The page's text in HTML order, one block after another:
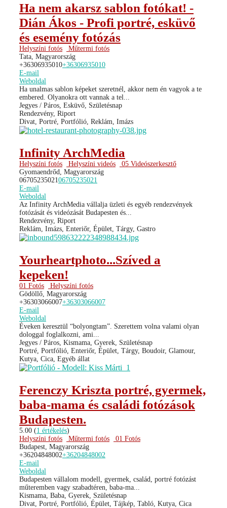
Ha nem akarsz sablon fotókat! -
Dián Ákos - Profi portré, esküvő
és esemény fotózás
Helyszíni fotós
Műtermi fotós
Tata, Magyarország
+36306935010+36306935010
E-mail
Weboldal
Ha unalmas sablon képeket szeretnél, akkor nem én vagyok a te
embered. Olyanokra ott vannak a tel...
Jegyes / Páros, Esküvő, Születésnap
Rendezvény, Riport
Divat, Portré, Portfólió, Reklám, Imázs
Infinity ArchMedia
Helyszíni fotós Helyszíni videós
05 Videószerkesztő
Gyomaendrőd, Magyarország
06705235021 06705235021
E-mail
Weboldal
Az Infinity ArchMedia vállalja üzleti és egyéb rendezvények
fotózását és videózását Budapesten és...
Rendezvény, Riport
Reklám, Imázs, Enteriőr, Épület, Tárgy, Gastro
Yourheartphoto...Szíved a
kepeken!
01 Fotós
Helyszíni fotós
Gödöllő, Magyarország
+36303066007+36303066007
E-mail
Weboldal
Éveken keresztül “bolyongtam”. Szerettem volna valami olyan
dologgal foglalkozni, ami...
Jegyes / Páros, Kismama, Gyerek, Születésnap
Portré, Portfólió, Enteriőr, Épület, Tárgy, Boudoir, Glamour,
Kutya, Cica, Egyéb állat
Ferenczy Kriszta portré, gyermek,
baba-mama és családi fotózások
Budapesten.
5.00 (1 értékelés)
Helyszíni fotós
Műtermi fotós
01 Fotós
Budapest, Magyarország
+36204848002+36204848002
E-mail
Weboldal
Budapesten vállalom modell, gyermek, család, portré fotózást
műteremben vagy szabadtéren, baba-ma...
Kismama, Baba, Gyerek, Születésnap
Divat, Portré, Portfólió, Épület, Tájkép, Tabló, Kutya, Cica